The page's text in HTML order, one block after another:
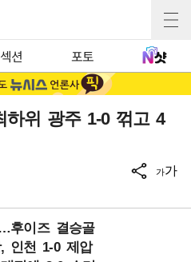
섹션 포토
하위 광주 1-0 꺾고 4
가가
후이즈 결승골
인천 1-0 제압